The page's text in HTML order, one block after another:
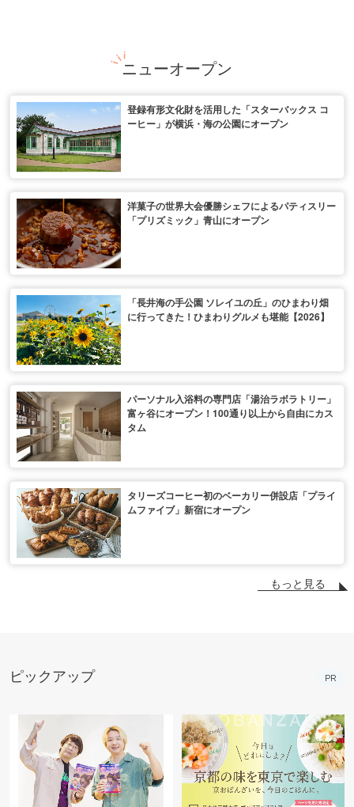
ニューオープン
登録有形文化財を活用した「スターバックス コ
ーヒー」が横浜・海の公園にオープン
洋菓子の世界大会優勝シェフによるパティスリー
「プリズミック」青山にオープン
「長井海の手公園 ソレイユの丘」のひまわり畑
に行ってきた！ひまわりグルメも堪能【2026】
パーソナル入浴料の専門店「湯治ラボラトリー」
富ヶ谷にオープン！100通り以上から自由にカス
タム
タリーズコーヒー初のベーカリー併設店「プライ
ムファイブ」新宿にオープン
もっと見る
ピックアップ PR